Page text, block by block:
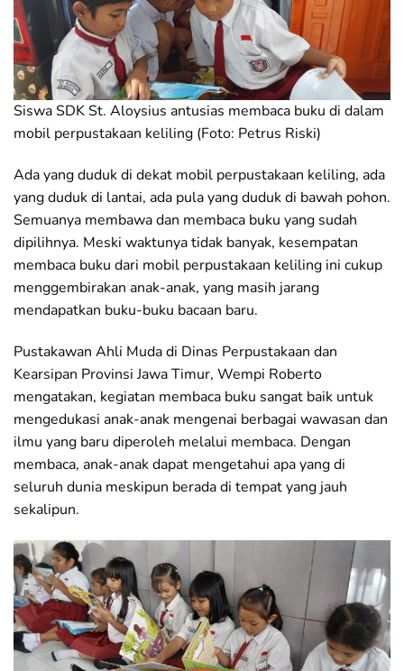
Siswa SDK St. Aloysius antusias membaca buku di dalam
mobil perpustakaan keliling (Foto: Petrus Riski)
Ada yang duduk di dekat mobil perpustakaan keliling, ada
yang duduk di lantai, ada pula yang duduk di bawah pohon.
Semuanya membawa dan membaca buku yang sudah
dipilihnya. Meski waktunya tidak banyak, kesempatan
membaca buku dari mobil perpustakaan keliling ini cukup
menggembirakan anak-anak, yang masih jarang
mendapatkan buku-buku bacaan baru.
Pustakawan Ahli Muda di Dinas Perpustakaan dan
Kearsipan Provinsi Jawa Timur, Wempi Roberto
mengatakan, kegiatan membaca buku sangat baik untuk
mengedukasi anak-anak mengenai berbagai wawasan dan
ilmu yang baru diperoleh melalui membaca. Dengan
membaca, anak-anak dapat mengetahui apa yang di
seluruh dunia meskipun berada di tempat yang jauh
sekalipun.